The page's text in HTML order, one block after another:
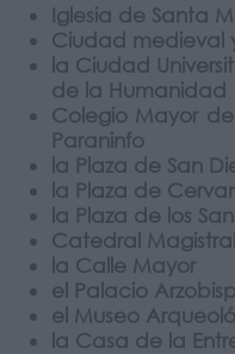
Iglesia de Santa
Ciudad medieval
la Ciudad
de la Humanidad
Colegio Mayor
Paraninfo
la Plaza de San
la Plaza de
la Plaza de los
Catedral Magistral
la Calle Mayor
el Palacio
el Museo
la Casa de la